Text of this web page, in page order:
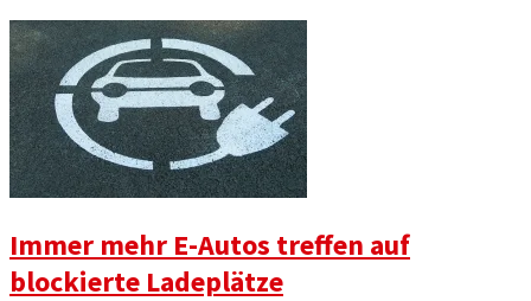
Immer mehr E-Autos treffen auf
blockierte Ladeplätze